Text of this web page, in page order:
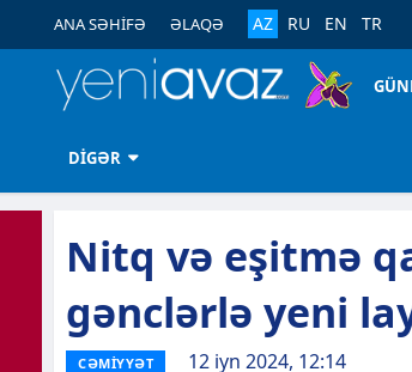
ANA SƏHİFƏ ƏLAQƏ AZ RU EN TR
DİGƏR
Nitq və eşitmə
gənclərlə yeni
CƏMİYYƏT 12 iyn 2024, 12:14